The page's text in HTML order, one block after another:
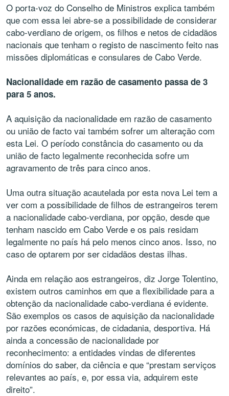
O porta-voz do Conselho de Ministros explica também
que com essa lei abre-se a possibilidade de considerar
cabo-verdiano de origem, os filhos e netos de cidadãos
nacionais que tenham o registo de nascimento feito nas
missões diplomáticas e consulares de Cabo Verde.
Nacionalidade em razão de casamento passa de 3
para 5 anos.
A aquisição da nacionalidade em razão de casamento
ou união de facto vai também sofrer um alteração com
esta Lei. O período constância do casamento ou da
união de facto legalmente reconhecida sofre um
agravamento de três para cinco anos.
Uma outra situação acautelada por esta nova Lei tem a
ver com a possibilidade de filhos de estrangeiros terem
a nacionalidade cabo-verdiana, por opção, desde que
tenham nascido em Cabo Verde e os pais residam
legalmente no país há pelo menos cinco anos. Isso, no
caso de optarem por ser cidadãos destas ilhas.
Ainda em relação aos estrangeiros, diz Jorge Tolentino,
existem outros caminhos em que a flexibilidade para a
obtenção da nacionalidade cabo-verdiana é evidente.
São exemplos os casos de aquisição da nacionalidade
por razões económicas, de cidadania, desportiva. Há
ainda a concessão de nacionalidade por
reconhecimento: a entidades vindas de diferentes
domínios do saber, da ciência e que “prestam serviços
relevantes ao país, e, por essa via, adquirem este
direito”.